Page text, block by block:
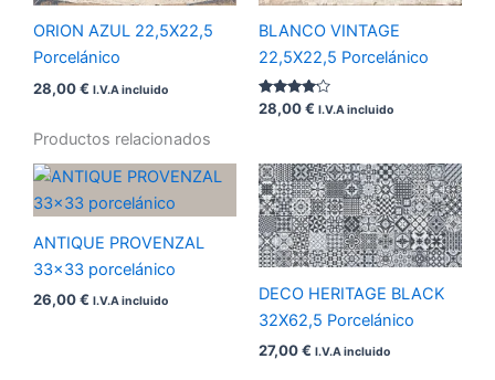
ORION AZUL 22,5X22,5
Porcelánico
28,00€ I.V.A incluido
BLANCO VINTAGE
22,5X22,5 Porcelánico
Valorado
con
28,00€ I.V.A incluido
Productos relacionados
ANTIQUE PROVENZAL
33×33 porcelánico
26,00€ I.V.A incluido
DECO HERITAGE BLACK
32X62,5 Porcelánico
27,00€ I.V.A incluido